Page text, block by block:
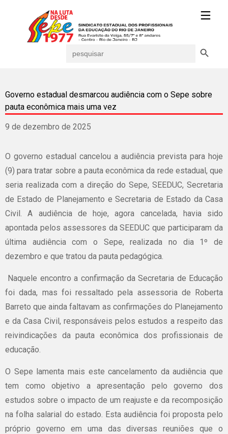
for:
Governo estadual desmarcou audiência com o Sepe sobre
pauta econômica mais uma vez
9 de dezembro de 2025
O governo estadual cancelou a audiência prevista para hoje
(9) para tratar sobre a pauta econômica da rede estadual, que
seria realizada com a direção do Sepe, SEEDUC, Secretaria
de Estado de Planejamento e Secretaria de Estado da Casa
Civil. A audiência de hoje, agora cancelada, havia sido
apontada pelos assessores da SEEDUC que participaram da
última audiência com o Sepe, realizada no dia 1º de
dezembro e que tratou da pauta pedagógica.
Naquele encontro a confirmação da Secretaria de Educação
foi dada, mas foi ressaltado pela assessoria de Roberta
Barreto que ainda faltavam as confirmações do Planejamento
e da Casa Civil, responsáveis pelos estudos a respeito das
reivindicações da pauta econômica dos profissionais de
educação.
O Sepe lamenta mais este cancelamento da audiência que
tem como objetivo a apresentação pelo governo dos
estudos sobre o impacto de um reajuste e da recomposição
na folha salarial do estado. Esta audiência foi proposta pelo
próprio governo em uma das diversas reuniões que o